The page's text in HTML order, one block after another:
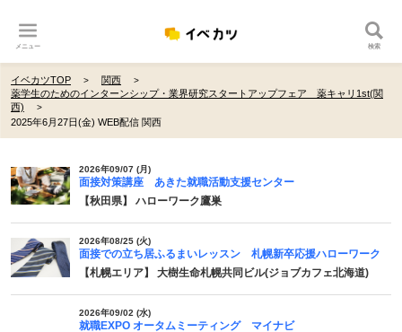
メニュー 検索
イベカツTOP
関西
薬学生のためのインターンシップ・業界研究スタートアップフェア 薬キャリ1st(関
西)
2025年6月27日(金) WEB配信 関西
2026年09/07 (月)
面接対策講座 あきた就職活動支援センター
【秋田県】 ハローワーク鷹巣
2026年08/25 (火)
面接での立ち居ふるまいレッスン 札幌新卒応援ハローワーク
【札幌エリア】 大樹生命札幌共同ビル(ジョブカフェ北海道)
2026年09/02 (水)
就職EXPO オータムミーティング マイナビ